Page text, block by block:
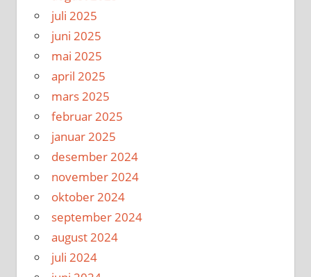
juli 2025
juni 2025
mai 2025
april 2025
mars 2025
februar 2025
januar 2025
desember 2024
november 2024
oktober 2024
september 2024
august 2024
juli 2024